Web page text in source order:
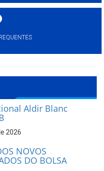
Aldir Blanc
2026
NOVOS
DO BOLSA